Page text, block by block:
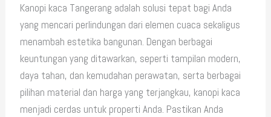
Kanopi kaca Tangerang adalah solusi tepat bagi Anda
yang mencari perlindungan dari elemen cuaca sekaligus
menambah estetika bangunan. Dengan berbagai
keuntungan yang ditawarkan, seperti tampilan modern,
daya tahan, dan kemudahan perawatan, serta berbagai
pilihan material dan harga yang terjangkau, kanopi kaca
menjadi cerdas untuk properti Anda. Pastikan Anda